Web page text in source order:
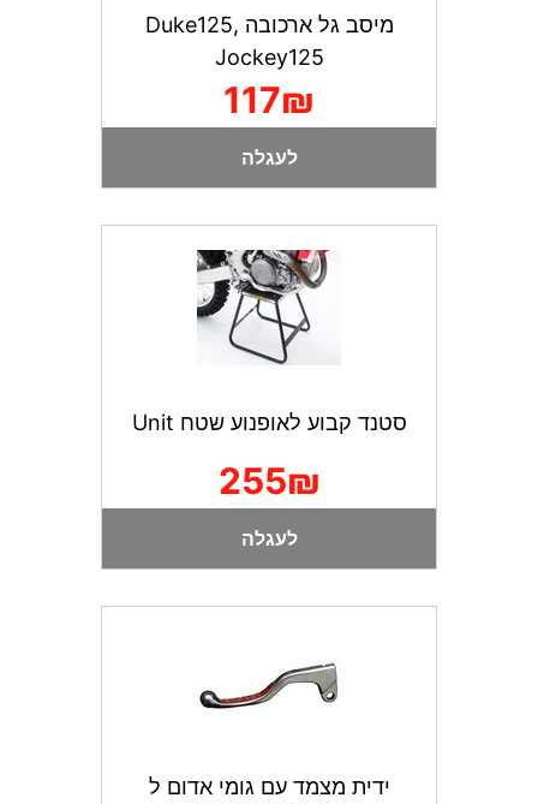
מיסב גל ארכובה Duke125,
Jockey125
117₪
לעגלה
סטנד קבוע לאופנוע שטח Unit
255₪
לעגלה
ידית מצמד עם גומי אדום ל